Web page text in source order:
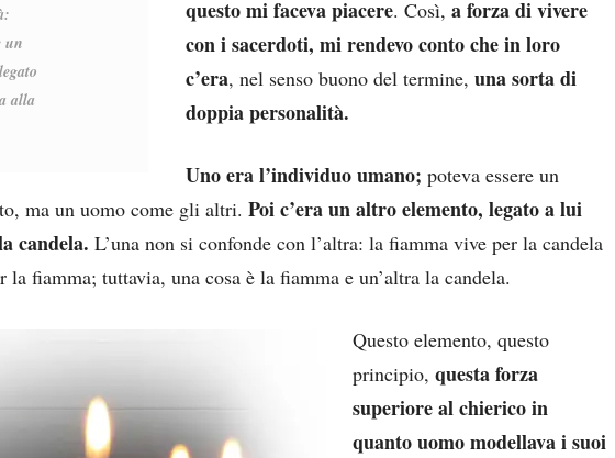
un
alla
questo mi faceva piacere. Così,a forza di vivere
con i sacerdoti, mi rendevo conto che in loro
c’era, nel senso buono del termine,una sorta di
doppia personalità.
Uno era l’individuo umano; poteva essere un
ma un uomo come gli altri. Poi c’era un altro elemento, legato a lui
candela. L’una non si confonde con l’altra: la fiamma vive per la candela
la fiamma; tuttavia, una cosa è la fiamma e un’altra la candela.
Questo elemento, questo
principio, questa forza
superiore al chierico in
quanto uomo modellava i suoi